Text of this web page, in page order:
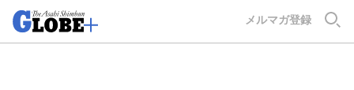
メルマガ登録